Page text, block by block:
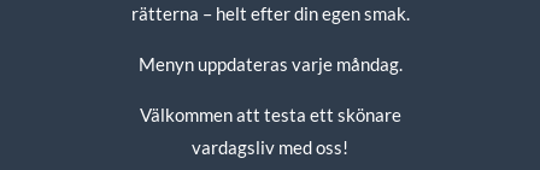
rätterna – helt efter din egen smak.
Menyn uppdateras varje måndag.
Välkommen att testa ett skönare
vardagsliv med oss!